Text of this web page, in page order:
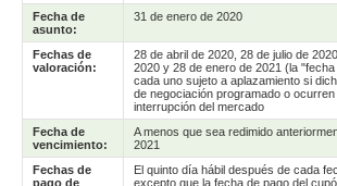
Fecha de
asunto:
31 de enero de 2020
Fechas de
valoración:
28 de abril de 2020, 28 de julio de
2020 y 28 de enero de 2021 (la "fecha
cada uno sujeto a aplazamiento si
de negociación programado o
interrupción del mercado
Fecha de
vencimiento:
A menos que sea redimido
2021
Fechas de
pago de
El quinto día hábil después de cada
excepto que la fecha de pago del